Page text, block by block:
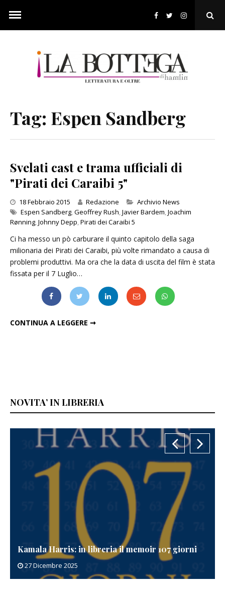
content
Tag: Espen Sandberg
Svelati cast e trama ufficiali di
"Pirati dei Caraibi 5"
18 Febbraio 2015 Redazione Categories
Archivio News
Espen Sandberg,Geoffrey Rush,Javier Bardem,Joachim
Rønning,Johnny Depp,Pirati dei Caraibi 5
Ci ha messo un pò carburare il quinto capitolo della saga
milionaria dei Pirati dei Caraibi, più volte rimandato a causa di
problemi produttivi. Ma ora che la data di uscita del film è stata
fissata per il 7 Luglio…
CONTINUA A LEGGERE ➞
NOVITA’ IN LIBRERIA
Kamala Harris: in libreria il memoir 107 giorni
27 Dicembre 2025